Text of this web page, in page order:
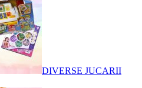
DIVERSE JUCARII